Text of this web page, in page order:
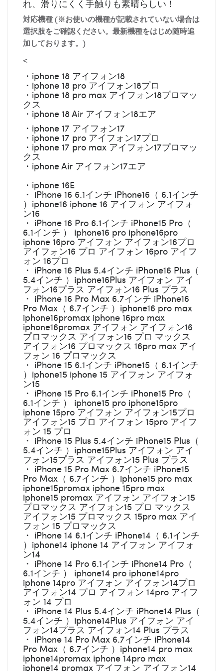
れ、滑りにくく手触りも素晴らしい！
対応機種 (※お使いの機種が記載されていない場合は
選択肢をご確認ください。最新機種をはじめ随時追
加しております。)
<
・iphone 18 アイフォン18
・iphone 18 pro アイフォン18プロ
・iphone 18 pro max アイフォン18プロマッ
クス
・iphone 18 Air アイフォン18エア
・iphone 17 アイフォン17
・iphone 17 pro アイフォン17プロ
・iphone 17 pro max アイフォン17プロマッ
クス
・iphone Air アイフォン17エア
・iphone 16E
・ iPhone 16 6.1インチ iPhone16（ 6.1インチ
）iphone16 iphone 16 アイフォン アイフォ
ン16
・ iPhone 16 Pro 6.1インチ iPhone15 Pro（
6.1インチ ） iphone16 pro iphone16pro
iphone 16pro アイフォン アイフォン16プロ
アイフォン16 プロ アイフォン 16pro アイフ
ォン 16プロ
・ iPhone 16 Plus 5.4インチ iPhone16 Plus（
5.4インチ ）iphone16Plus アイフォン アイ
フォン16プラス アイフォン16 Plus プラス
・ iPhone 16 Pro Max 6.7インチ iPhone16
Pro Max（ 6.7インチ ）iphone16 pro max
iphone16promax iphone 16pro max
iphone16promax アイフォン アイフォン16
プロマックス アイフォン16 プロ マックス
アイフォン16 プロマックス 16pro max アイ
フォン 16 プロマックス
・ iPhone 15 6.1インチ iPhone15（ 6.1インチ
）iphone15 iphone 15 アイフォン アイフォ
ン15
・ iPhone 15 Pro 6.1インチ iPhone15 Pro（
6.1インチ ） iphone15 pro iphone15pro
iphone 15pro アイフォン アイフォン15プロ
アイフォン15 プロ アイフォン 15pro アイフ
ォン 15 プロ
・ iPhone 15 Plus 5.4インチ iPhone15 Plus（
5.4インチ ）iphone15Plus アイフォン アイ
フォン15プラス アイフォン15 Plus プラス
・ iPhone 15 Pro Max 6.7インチ iPhone15
Pro Max（ 6.7インチ ）iphone15 pro max
iphone15promax iphone 15pro max
iphone15 promax アイフォン アイフォン15
プロマックス アイフォン15 プロ マックス
アイフォン15 プロマックス 15pro max アイ
フォン 15 プロマックス
・ iPhone 14 6.1インチ iPhone14（ 6.1インチ
）iphone14 iphone 14 アイフォン アイフォ
ン14
・ iPhone 14 Pro 6.1インチ iPhone14 Pro（
6.1インチ ） iphone14 pro iphone14pro
iphone 14pro アイフォン アイフォン14プロ
アイフォン14 プロ アイフォン 14pro アイフ
ォン 14 プロ
・ iPhone 14 Plus 5.4インチ iPhone14 Plus（
5.4インチ ）iphone14Plus アイフォン アイ
フォン14プラス アイフォン14 Plus プラス
・ iPhone 14 Pro Max 6.7インチ iPhone14
Pro Max（ 6.7インチ ）iphone14 pro max
iphone14promax iphone 14pro max
iphone14 promax アイフォン アイフォン14